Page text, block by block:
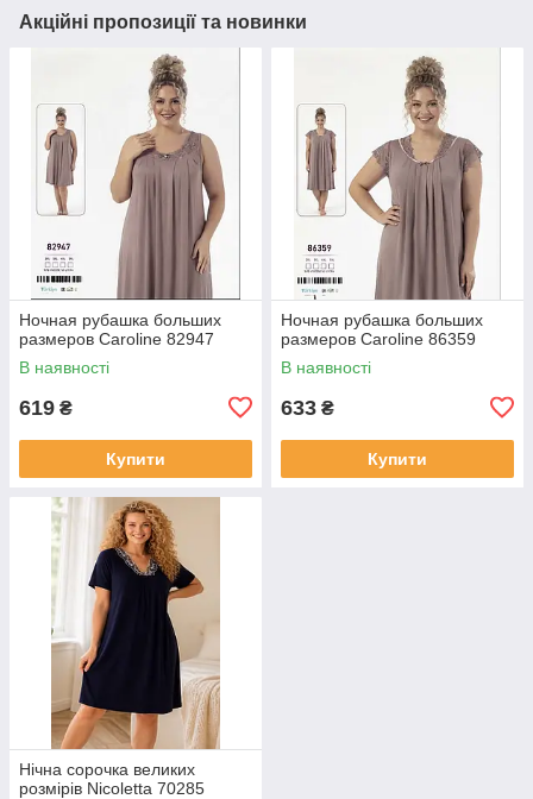
Акційні пропозиції та новинки
Ночная рубашка больших
размеров Caroline 82947
В наявності
619 ₴
Купити
Ночная рубашка больших
размеров Caroline 86359
В наявності
633 ₴
Купити
Нічна сорочка великих
розмірів Nicoletta 70285